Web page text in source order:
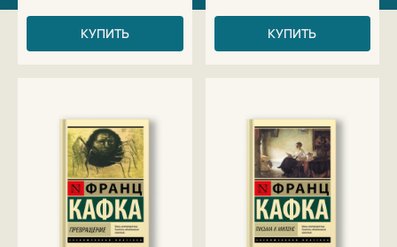
КУПИТЬ КУПИТЬ